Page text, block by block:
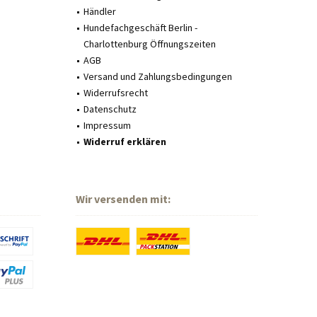
Händler
Hundefachgeschäft Berlin -
Charlottenburg Öffnungszeiten
AGB
Versand und Zahlungsbedingungen
Widerrufsrecht
Datenschutz
Impressum
Widerruf erklären
Wir versenden mit: